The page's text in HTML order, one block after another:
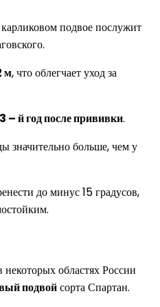
подвое послужит
м, что облегчает уход за
– й год после прививки.
значительно больше, чем у
до минус 15 градусов,
областях России
подвойсорта Спартан.